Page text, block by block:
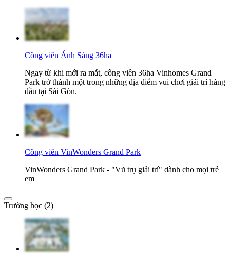
Công viên Ánh Sáng 36ha
Ngay từ khi mới ra mắt, công viên 36ha Vinhomes Grand
Park trở thành một trong những địa điểm vui chơi giải trí hàng
đầu tại Sài Gòn.
Công viên VinWonders Grand Park
VinWonders Grand Park - "Vũ trụ giải trí" dành cho mọi trẻ
em
Trường học (2)